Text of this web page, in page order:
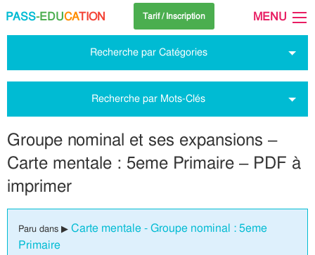
PASS-EDUCATION Tarif / Inscription MENU
Recherche par Catégories
Recherche par Mots-Clés
Groupe nominal et ses expansions –
Carte mentale : 5eme Primaire – PDF à
imprimer
Paru dans ▶ Carte mentale - Groupe nominal : 5eme
Primaire